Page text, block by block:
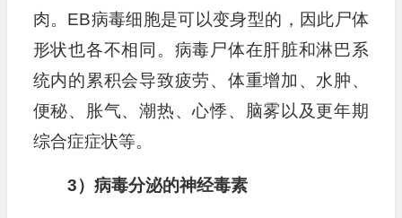
肉。EB病毒细胞是可以变身型的，因此尸体
形状也各不相同。病毒尸体在肝脏和淋巴系
统内的累积会导致疲劳、体重增加、水肿、
便秘、胀气、潮热、心悸、脑雾以及更年期
综合症症状等。
3）病毒分泌的神经毒素